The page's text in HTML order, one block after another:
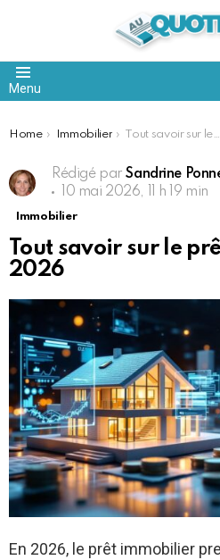
Menu
You are here:
Home Immobilier Tout savoir sur le prêt immobilier en 2026
Rédigé par Sandrine
10 mai 2026, 11 h 19 min
Immobilier
Tout savoir sur le
2026
En 2026, le prêt immobilier